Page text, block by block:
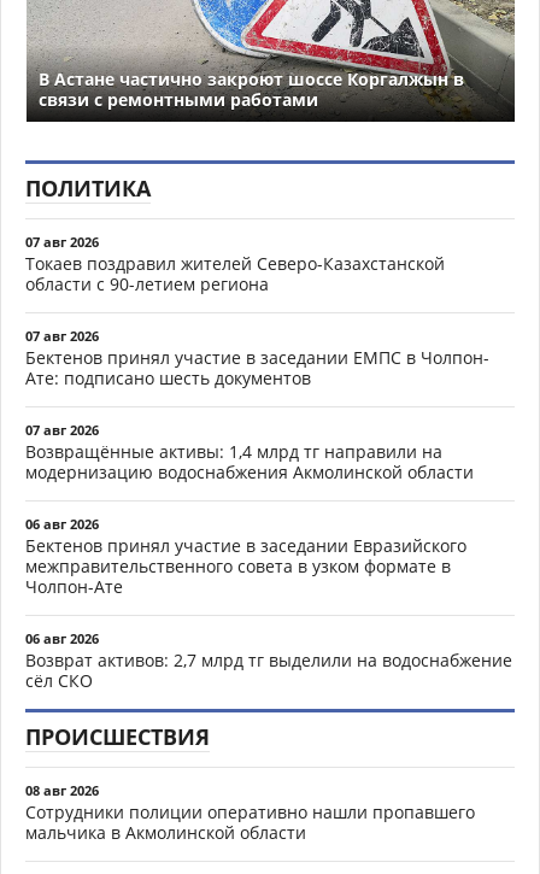
В Астане частично закроют шоссе Коргалжын в
связи с ремонтными работами
ПОЛИТИКА
07 авг 2026
Токаев поздравил жителей Северо-Казахстанской
области с 90-летием региона
07 авг 2026
Бектенов принял участие в заседании ЕМПС в Чолпон-
Ате: подписано шесть документов
07 авг 2026
Возвращённые активы: 1,4 млрд тг направили на
модернизацию водоснабжения Акмолинской области
06 авг 2026
Бектенов принял участие в заседании Евразийского
межправительственного совета в узком формате в
Чолпон-Ате
06 авг 2026
Возврат активов: 2,7 млрд тг выделили на водоснабжение
сёл СКО
ПРОИСШЕСТВИЯ
08 авг 2026
Сотрудники полиции оперативно нашли пропавшего
мальчика в Акмолинской области